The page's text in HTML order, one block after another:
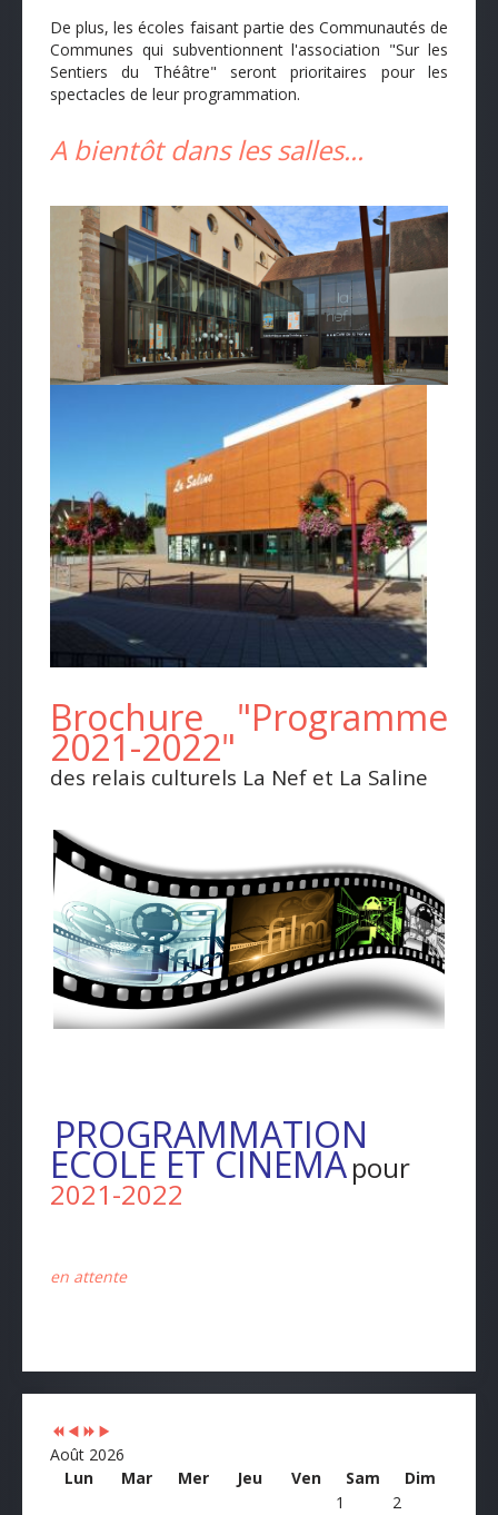
De plus, les écoles faisant partie des Communautés de
Communes qui subventionnent l'association "Sur les
Sentiers du Théâtre" seront prioritaires pour les
spectacles de leur programmation.
A bientôt dans les salles...
Brochure "Programme
2021-2022"
des relais culturels La Nef et La Saline
PROGRAMMATION
ECOLE ET CINEMApour
2021-2022
en attente
Previous
Previous
NextNext
Août 2026
Lun
Mar Mer Jeu Ven Sam
Dim
1
2